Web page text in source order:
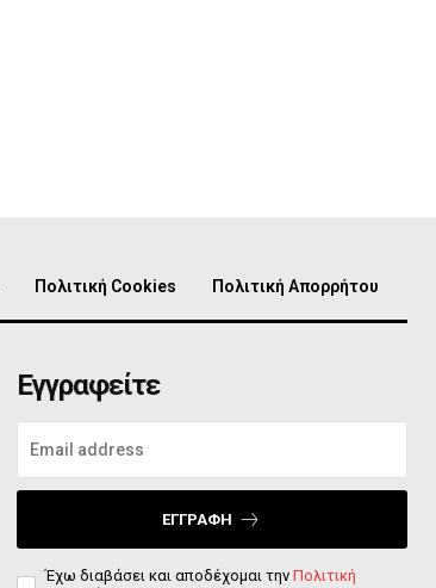
Πολιτική Cookies Πολιτική Απορρήτου
Εγγραφείτε
ΕΓΓΡΑΦΉ
Έχω διαβάσει και αποδέχομαι την Πολιτική